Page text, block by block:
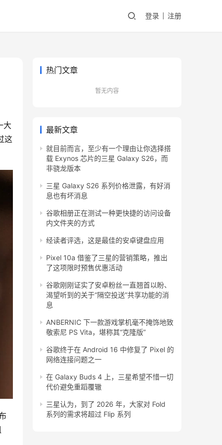
登录 注册
大
这
热门文章
暂无内容
最新文章
就目前而言，至少有一个理由让你选择搭
载 Exynos 芯片的三星 Galaxy S26，而
非骁龙版本
三星 Galaxy S26 系列价格泄露，有好消
息也有坏消息
谷歌相册正在测试一种更快捷的访问设备
内文件夹的方式
经读者评选，这是最佳的安卓键盘应用
Pixel 10a 借鉴了三星的营销策略，推出
了这项限时预售优惠活动
谷歌刚刚证实了安卓粉丝一直翘首以盼、
渴望听到的关于“隔空投送”共享功能的消
息
ANBERNIC 下一款游戏掌机毫不掩饰地致
敬索尼 PS Vita，堪称其“克隆版”
谷歌终于在 Android 16 中修复了 Pixel 的
网络连接问题之一
在 Galaxy Buds 4 上，三星希望不惜一切
代价避免重蹈覆辙
三星认为，到了 2026 年，大家对 Fold
系列的需求将超过 Flip 系列